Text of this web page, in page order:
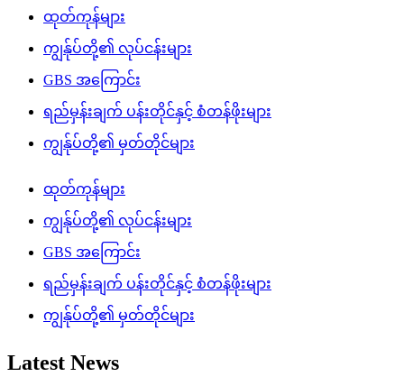
ထုတ်ကုန်များ
ကျွန်ုပ်တို့၏ လုပ်ငန်းများ
GBS အကြောင်း
ရည်မှန်းချက် ပန်းတိုင်နှင့် စံတန်ဖိုးများ
ကျွန်ုပ်တို့၏ မှတ်တိုင်များ
ထုတ်ကုန်များ
ကျွန်ုပ်တို့၏ လုပ်ငန်းများ
GBS အကြောင်း
ရည်မှန်းချက် ပန်းတိုင်နှင့် စံတန်ဖိုးများ
ကျွန်ုပ်တို့၏ မှတ်တိုင်များ
Latest News